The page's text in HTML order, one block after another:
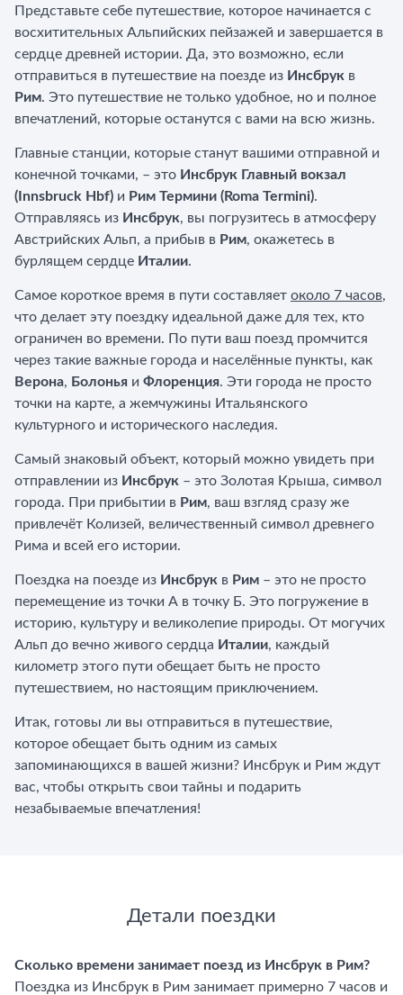
Представьте себе путешествие, которое начинается с
восхитительных Альпийских пейзажей и завершается в
сердце древней истории. Да, это возможно, если
отправиться в путешествие на поезде из Инсбрук в
Рим. Это путешествие не только удобное, но и полное
впечатлений, которые останутся с вами на всю жизнь.
Главные станции, которые станут вашими отправной и
конечной точками, – это Инсбрук Главный вокзал
(Innsbruck Hbf) и Рим Термини (Roma Termini).
Отправляясь из Инсбрук, вы погрузитесь в атмосферу
Австрийских Альп, а прибыв в Рим, окажетесь в
бурлящем сердце Италии.
Самое короткое время в пути составляет около 7 часов,
что делает эту поездку идеальной даже для тех, кто
ограничен во времени. По пути ваш поезд промчится
через такие важные города и населённые пункты, как
Верона, Болонья и Флоренция. Эти города не просто
точки на карте, а жемчужины Итальянского
культурного и исторического наследия.
Самый знаковый объект, который можно увидеть при
отправлении из Инсбрук – это Золотая Крыша, символ
города. При прибытии в Рим, ваш взгляд сразу же
привлечёт Колизей, величественный символ древнего
Рима и всей его истории.
Поездка на поезде из Инсбрук в Рим – это не просто
перемещение из точки А в точку Б. Это погружение в
историю, культуру и великолепие природы. От могучих
Альп до вечно живого сердца Италии, каждый
километр этого пути обещает быть не просто
путешествием, но настоящим приключением.
Итак, готовы ли вы отправиться в путешествие,
которое обещает быть одним из самых
запоминающихся в вашей жизни? Инсбрук и Рим ждут
вас, чтобы открыть свои тайны и подарить
незабываемые впечатления!
Детали поездки
Сколько времени занимает поезд из Инсбрук в Рим?
Поездка из Инсбрук в Рим занимает примерно 7 часов и